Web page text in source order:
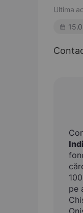
Ultima
pe